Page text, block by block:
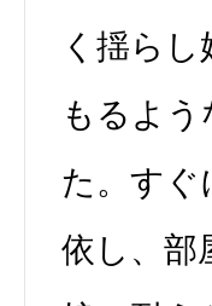
く揺ら
もるよ
た。すぐ
依し、部